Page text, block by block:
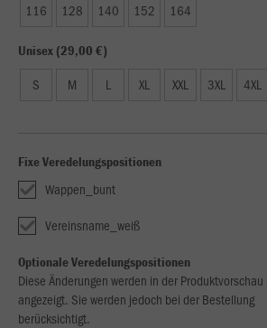
116 128 140 152 164
Unisex (29,00 €)
S M L XL XXL 3XL 4XL
Fixe Veredelungspositionen
Wappen_bunt
Vereinsname_weiß
Optionale Veredelungspositionen
Diese Änderungen werden in der
angezeigt. Sie werden jedoch bei der Bestellung
berücksichtigt.